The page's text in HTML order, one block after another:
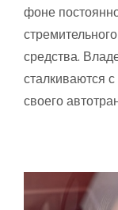
фоне
средства.
сталкиваются
своего